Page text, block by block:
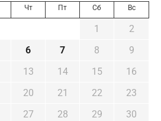
Чт Пт Сб Вс
1
2
6 7 8
9
13 14 15
16
20 21 22
23
27 28 29
30